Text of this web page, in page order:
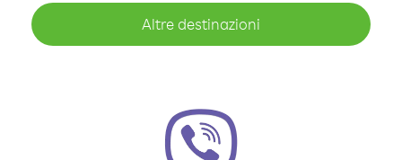
Altre destinazioni